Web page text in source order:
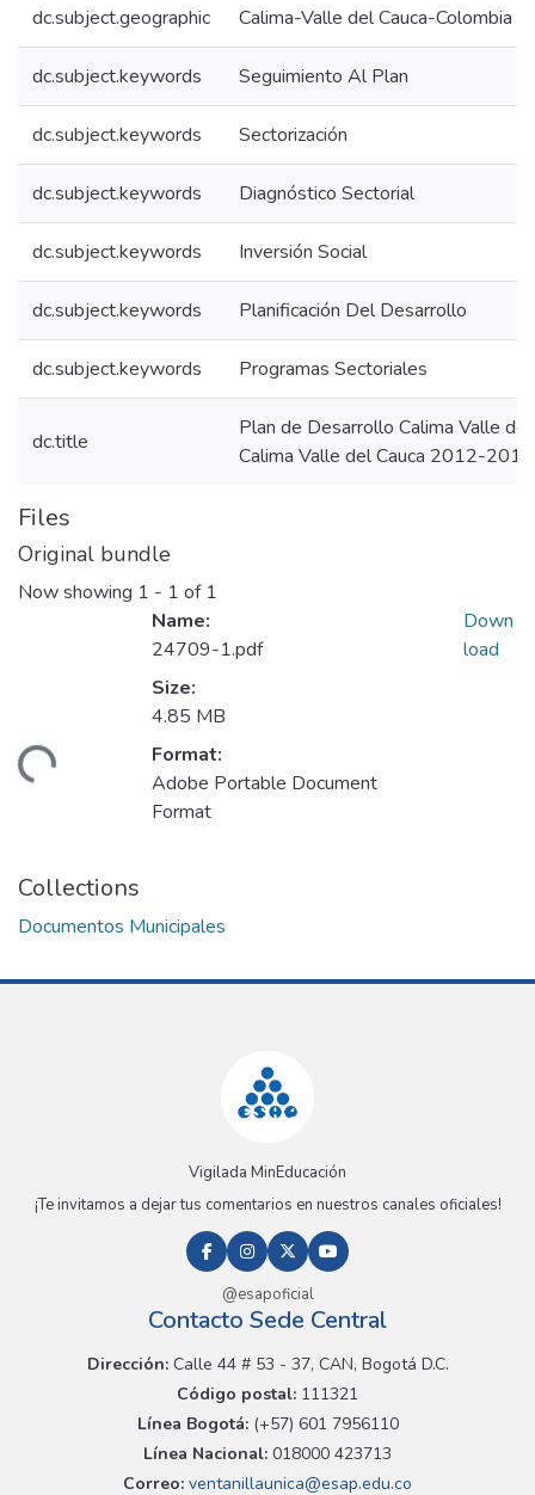
dc.subject.geographic Calima-Valle del Cauca-Colombia
dc.subject.keywords Seguimiento Al Plan
dc.subject.keywords Sectorización
dc.subject.keywords Diagnóstico Sectorial
dc.subject.keywords Inversión Social
dc.subject.keywords Planificación Del Desarrollo
dc.subject.keywords Programas Sectoriales
dc.title
Plan de Desarrollo Calima Valle
Calima Valle del Cauca 2012-2015
Files
Original bundle
Now showing 1 - 1 of 1
Name:
24709-1.pdf
Size:
4.85 MB
Format:
Adobe Portable Document
Format
Down
load
Collections
Documentos Municipales
Vigilada MinEducación
¡Te invitamos a dejar tus comentarios en nuestros canales oficiales!
@esapoficial
Contacto Sede Central
Dirección:Calle 44 # 53 - 37, CAN, Bogotá D.C.
Código postal: 111321
Línea Bogotá:(+57) 601 7956110
Línea Nacional: 018000 423713
Correo: ventanillaunica@esap.edu.co